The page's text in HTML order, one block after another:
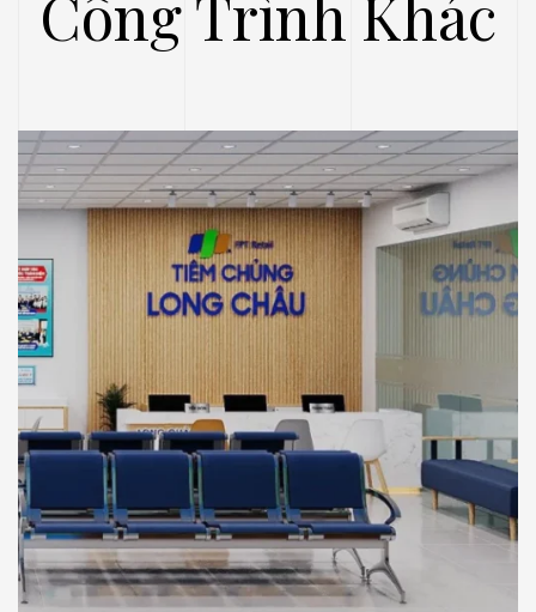
NHÀ THUỐC LONG CHÂU THIẾT KẾ